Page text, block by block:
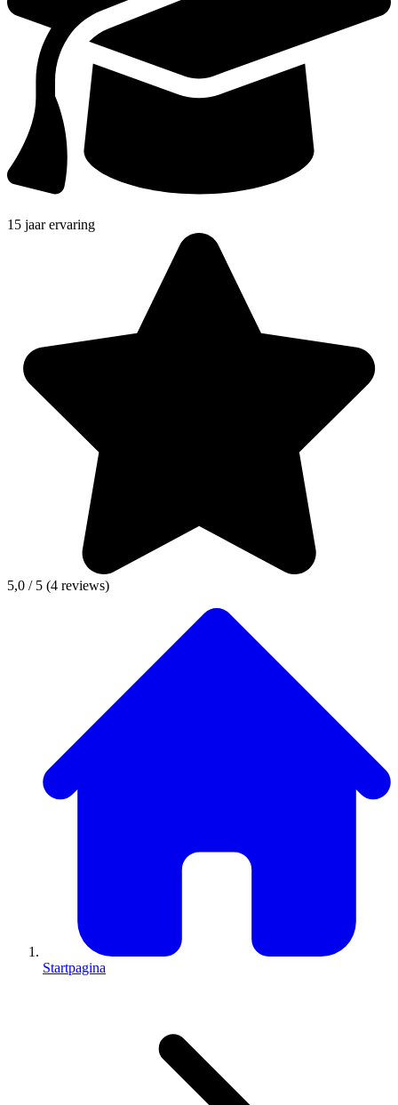
15 jaar ervaring
5,0 / 5 (4 reviews)
Startpagina